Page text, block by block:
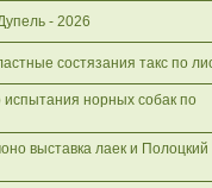
- 2026
состязания такс по
норных собак по
выставка лаек и Полоцкий